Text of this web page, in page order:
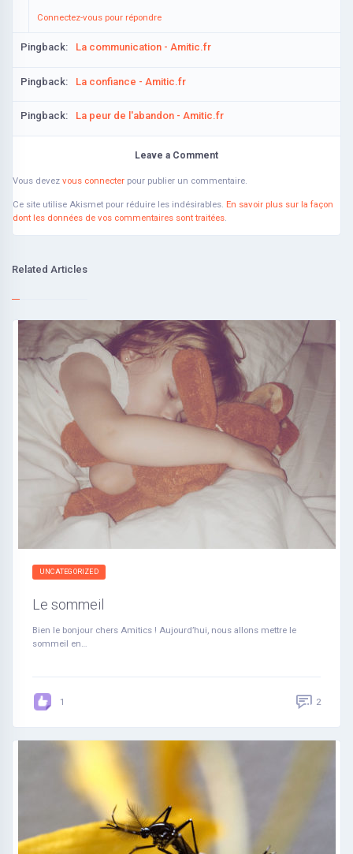
Connectez-vous pour répondre
Pingback: La communication - Amitic.fr
Pingback: La confiance - Amitic.fr
Pingback: La peur de l'abandon - Amitic.fr
Leave a Comment
Vous devez vous connecter pour publier un commentaire.
Ce site utilise Akismet pour réduire les indésirables. En savoir plus sur la façon
dont les données de vos commentaires sont traitées
Related Articles
UNCATEGORIZED
Le sommeil
Bien le bonjour chers Amitics ! Aujourd’hui, nous allons mettre le
sommeil en…
1 2